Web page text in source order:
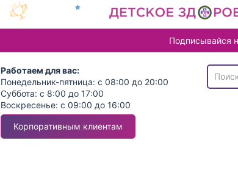
Подписывайся
Работаем для вас:
Понедельник-пятница: с 08:00 до 20:00
Суббота: с 8:00 до 17:00
Воскресенье: с 09:00 до 16:00
Корпоративным клиентам
В